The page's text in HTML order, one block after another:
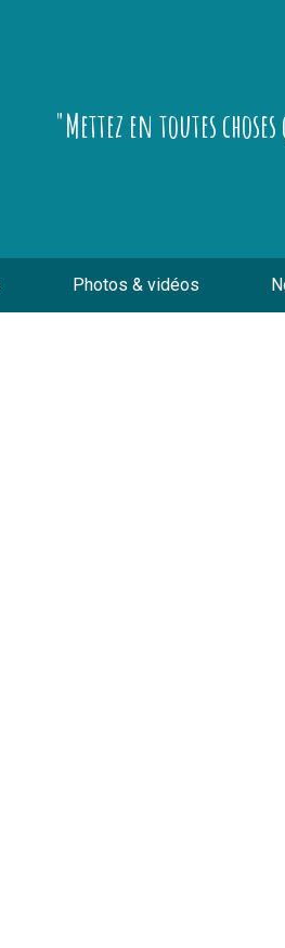
"Mettez en toutes
Photos & vidéos